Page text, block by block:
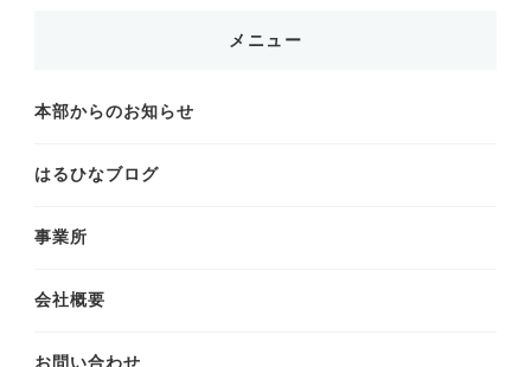
で
す
?
メニュー
本部からのお知らせ
はるひなブログ
事業所
会社概要
お問い合わせ